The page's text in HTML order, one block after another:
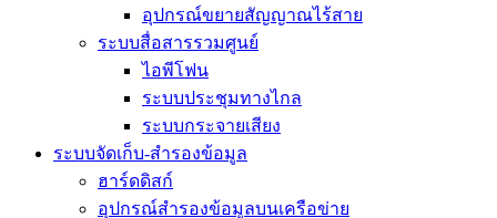
อุปกรณ์ขยายสัญญาณไร้สาย
ระบบสื่อสารรวมศูนย์
ไอพีโฟน
ระบบประชุมทางไกล
ระบบกระจายเสียง
ระบบจัดเก็บ-สำรองข้อมูล
ฮาร์ดดิสก์
อุปกรณ์สำรองข้อมูลบนเครือข่าย